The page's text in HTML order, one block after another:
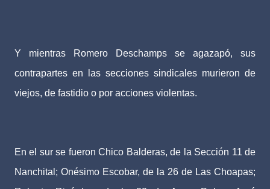
Y mientras Romero Deschamps se agazapó, sus
contrapartes en las secciones sindicales murieron de
viejos, de fastidio o por acciones violentas.
En el sur se fueron Chico Balderas, de la Sección 11 de
Nanchital; Onésimo Escobar, de la 26 de Las Choapas;